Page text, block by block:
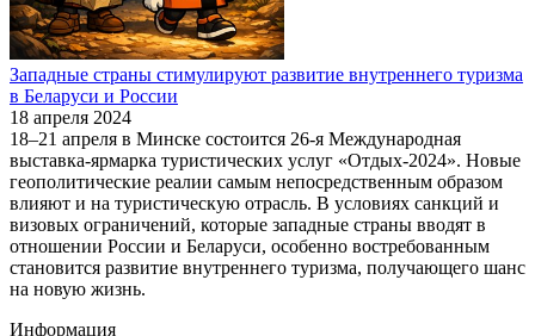
Западные страны стимулируют развитие внутреннего туризма
в Беларуси и России
18 апреля 2024
18–21 апреля в Минске состоится 26-я Международная
выставка-ярмарка туристических услуг «Отдых-2024». Новые
геополитические реалии самым непосредственным образом
влияют и на туристическую отрасль. В условиях санкций и
визовых ограничений, которые западные страны вводят в
отношении России и Беларуси, особенно востребованным
становится развитие внутреннего туризма, получающего шанс
на новую жизнь.
Информация